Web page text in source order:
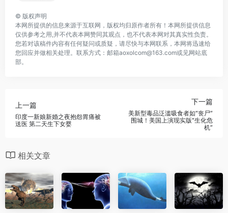
© 版权声明
本网所提供的信息来源于互联网，版权均归原作者所有！本网所提供信息
仅供参考之用,并不代表本网赞同其观点，也不代表本网对其真实性负责。
您若对该稿件内容有任何疑问或质疑，请尽快与本网联系，本网将迅速给
您回应并做相关处理。联系方式：邮箱aoxolcom@163.com或见网站底
部。
上一篇
印度一新娘新婚之夜抱怨胃痛被
送医 第二天生下女婴
下一篇
美新型毒品泛滥吸食者如“丧尸”
围城！美国上演现实版“生化危
机”
相关文章